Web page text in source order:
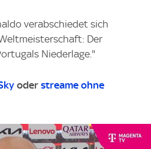
verabschiedet sich
Der
Niederlage."
oder streame ohne